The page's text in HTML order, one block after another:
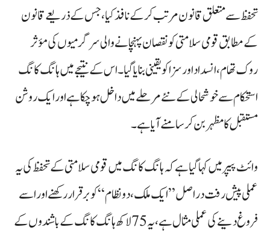
تحفظ سے متعلق قانون مرتب کر کے نافذ کیا، جس کے ذریعے قانون
کے مطابق قومی سلامتی کو نقصان پہنچانے والی سرگرمیوں کی مؤثر
روک تھام، انسداد اور سزا کو یقینی بنایا گیا۔ اس کے نتیجے میں ہانگ کانگ
استحکام سے خوشحالی کے نئے مرحلے میں داخل ہو چکا ہے اور ایک روشن
مستقبل کا مظہر بن کر سامنے آیا ہے۔
وائٹ پیپر میں کہا گیا ہے کہ ہانگ کانگ میں قومی سلامتی کے تحفظ کی یہ
عملی پیش رفت دراصل”ایک ملک، دو نظام“ کو برقرار رکھنے اور اسے
فروغ دینے کی عملی مثال ہے، یہ 75 لاکھ ہانگ کانگ کے باشندوں کے